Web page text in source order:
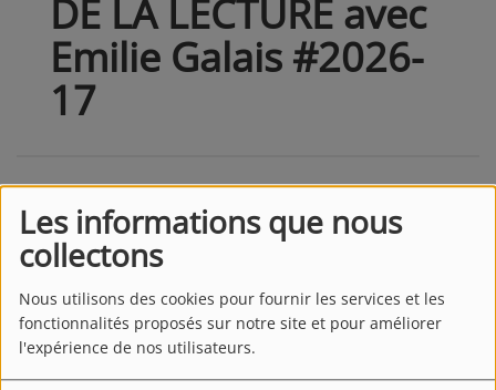
Les informations que nous
collectons
Nous utilisons des cookies pour fournir les services et les
fonctionnalités proposés sur notre site et pour améliorer
l'expérience de nos utilisateurs.
DE LA LECTURE avec
Emilie Galais #2026-
17